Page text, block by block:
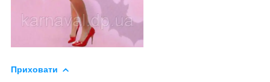
Приховати